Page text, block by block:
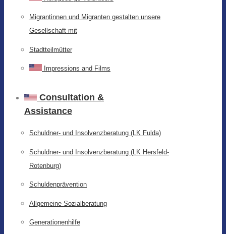
Migrantinnen und Migranten gestalten unsere
Gesellschaft mit
Stadtteilmütter
Impressions and Films
Consultation &
Assistance
Schuldner- und Insolvenzberatung (LK Fulda)
Schuldner- und Insolvenzberatung (LK Hersfeld-
Rotenburg)
Schuldenprävention
Allgemeine Sozialberatung
Generationenhilfe